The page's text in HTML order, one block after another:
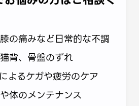
の痛みなど日常的な不調
背、骨盤のずれ
よるケガや疲労のケア
体のメンテナンス